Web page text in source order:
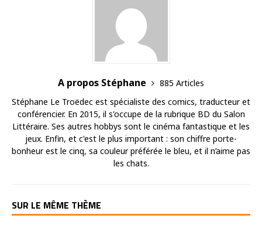
A propos Stéphane
885 Articles
Stéphane Le Troëdec est spécialiste des comics, traducteur et
conférencier. En 2015, il s'occupe de la rubrique BD du Salon
Littéraire. Ses autres hobbys sont le cinéma fantastique et les
jeux. Enfin, et c'est le plus important : son chiffre porte-
bonheur est le cinq, sa couleur préférée le bleu, et il n’aime pas
les chats.
SUR LE MÊME THÈME